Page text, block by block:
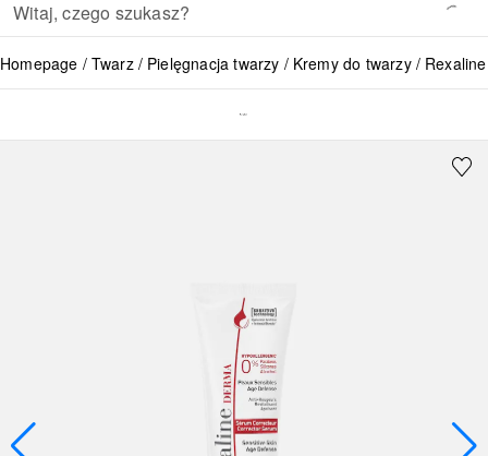
Homepage Twarz Pielęgnacja twarzy Kremy do twarzy